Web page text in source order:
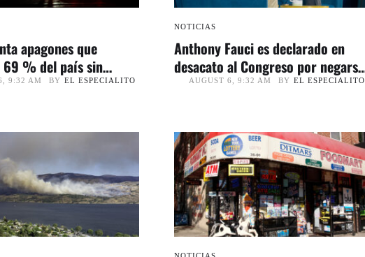
apagones que
% del país sin
9:32 AM BY EL ESPECIALITO
NOTICIAS
Anthony Fauci es declarado en
desacato al Congreso por negarse
a declarar sobre la covid
AUGUST 6, 9:32 AM BY EL ESPECIALITO